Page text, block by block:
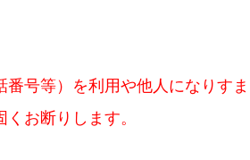
号等）を利用や他人になりす
お断りします。